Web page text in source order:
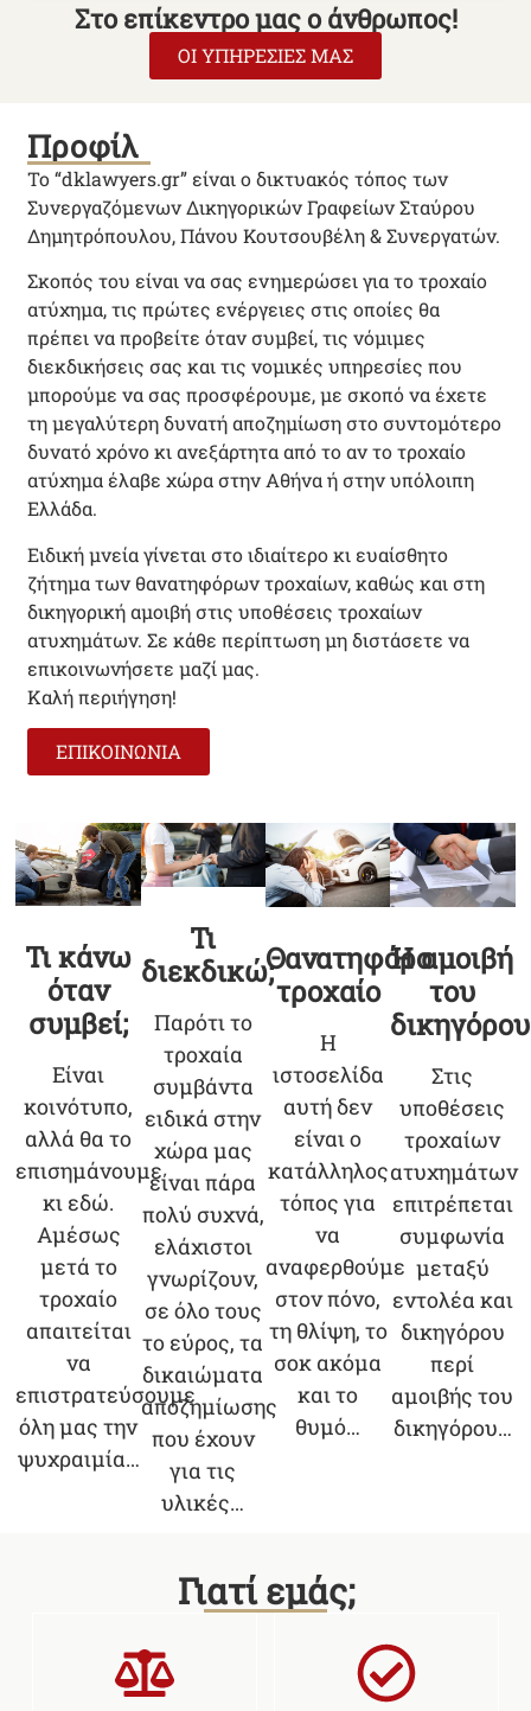
Στο επίκεντρο μας ο άνθρωπος!
ΟΙ ΥΠΗΡΕΣΙΕΣ ΜΑΣ
Προφίλ
Το “dklawyers.gr” είναι ο δικτυακός τόπος των
Συνεργαζόμενων Δικηγορικών Γραφείων Σταύρου
Δημητρόπουλου, Πάνου Κουτσουβέλη & Συνεργατών.
Σκοπός του είναι να σας ενημερώσει για το τροχαίο
ατύχημα, τις πρώτες ενέργειες στις οποίες θα
πρέπει να προβείτε όταν συμβεί, τις νόμιμες
διεκδικήσεις σας και τις νομικές υπηρεσίες που
μπορούμε να σας προσφέρουμε, με σκοπό να έχετε
τη μεγαλύτερη δυνατή αποζημίωση στο συντομότερο
δυνατό χρόνο κι ανεξάρτητα από το αν το τροχαίο
ατύχημα έλαβε χώρα στην Αθήνα ή στην υπόλοιπη
Ελλάδα.
Ειδική μνεία γίνεται στο ιδιαίτερο κι ευαίσθητο
ζήτημα των θανατηφόρων τροχαίων, καθώς και στη
δικηγορική αμοιβή στις υποθέσεις τροχαίων
ατυχημάτων. Σε κάθε περίπτωση μη διστάσετε να
επικοινωνήσετε μαζί μας.
Καλή περιήγηση!
ΕΠΙΚΟΙΝΩΝΙΑ
Τι κάνω
όταν
συμβεί;
Είναι
κοινότυπο,
αλλά θα το
επισημάνουμε
κι εδώ.
Αμέσως
μετά το
τροχαίο
απαιτείται
να
επιστρατεύσουμε
όλη μας την
ψυχραιμία…
Τι
διεκδικώ;
Παρότι το
τροχαία
συμβάντα
ειδικά στην
χώρα μας
είναι πάρα
πολύ συχνά,
ελάχιστοι
γνωρίζουν,
σε όλο τους
το εύρος, τα
δικαιώματα
αποζημίωσης
που έχουν
για τις
υλικές…
Θανατηφόρο
τροχαίο
Η
ιστοσελίδα
αυτή δεν
είναι ο
κατάλληλος
τόπος για
να
αναφερθούμε
στον πόνο,
τη θλίψη, το
σοκ ακόμα
και το
θυμό…
Η αμοιβή
του
δικηγόρου
Στις
υποθέσεις
τροχαίων
ατυχημάτων
επιτρέπεται
συμφωνία
μεταξύ
εντολέα και
δικηγόρου
περί
αμοιβής του
δικηγόρου…
Γιατί εμάς;